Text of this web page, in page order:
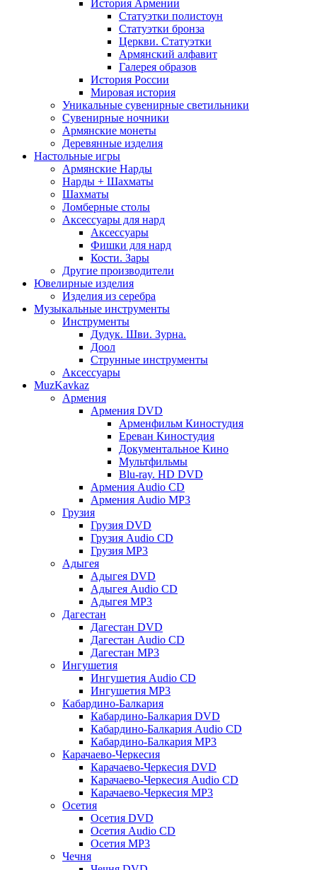
История Армении
Статуэтки полистоун
Статуэтки бронза
Церкви. Статуэтки
Армянский алфавит
Галерея образов
История России
Мировая история
Уникальные сувенирные светильники
Сувенирные ночники
Армянские монеты
Деревянные изделия
Настольные игры
Армянские Нарды
Нарды + Шахматы
Шахматы
Ломберные столы
Аксессуары для нард
Аксессуары
Фишки для нард
Кости. Зары
Другие производители
Ювелирные изделия
Изделия из серебра
Музыкальные инструменты
Инструменты
Дудук. Шви. Зурна.
Доол
Струнные инструменты
Аксессуары
MuzKavkaz
Армения
Армения DVD
Арменфильм Киностудия
Ереван Киностудия
Документальное Кино
Мультфильмы
Blu-ray. HD DVD
Армения Audio CD
Армения Audio MP3
Грузия
Грузия DVD
Грузия Audio CD
Грузия MP3
Адыгея
Адыгея DVD
Адыгея Audio CD
Адыгея MP3
Дагестан
Дагестан DVD
Дагестан Audio CD
Дагестан MP3
Ингушетия
Ингушетия Audio CD
Ингушетия MP3
Кабардино-Балкария
Кабардино-Балкария DVD
Кабардино-Балкария Audio CD
Кабардино-Балкария MP3
Карачаево-Черкесия
Карачаево-Черкесия DVD
Карачаево-Черкесия Audio CD
Карачаево-Черкесия MP3
Осетия
Осетия DVD
Осетия Audio CD
Осетия MP3
Чечня